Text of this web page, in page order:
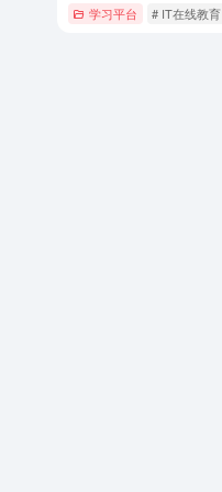
学习平台 # IT在线教育